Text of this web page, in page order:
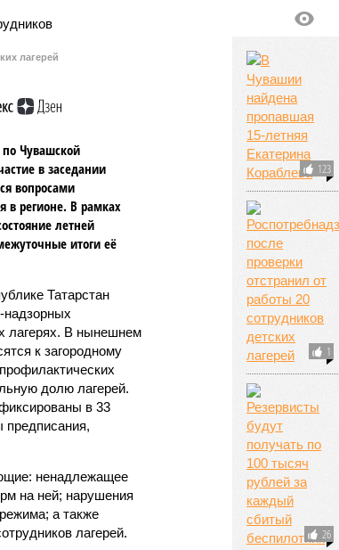
лагерей
по Чувашской
в заседании
вопросами
в регионе. В рамках
летней
итоги её
Татарстан
надзорных
лагерях. В нынешнем
к загородному
долю лагерей.
в 33
предписания,
ненадлежащее
на ней; нарушения
а также
лагерей.
123
1
26